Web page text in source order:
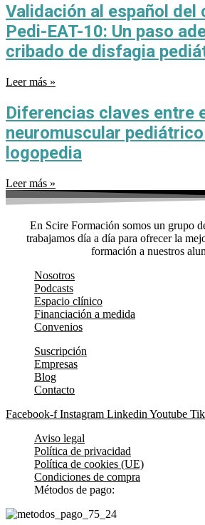
Validación al español del
Pedi-EAT-10: Un paso
cribado de disfagia
Leer más »
Diferencias claves entre
neuromuscular
logopedia
Leer más »
En Scire Formación somos un grupo
trabajamos día a día para ofrecer la
formación a nuestros
Nosotros
Podcasts
Espacio clínico
Financiación a medida
Convenios
Suscripción
Empresas
Blog
Contacto
Facebook-f Instagram LinkedinYoutube
Aviso legal
Política de privacidad
Política de cookies (UE)
Condiciones de compra
Métodos de pago: